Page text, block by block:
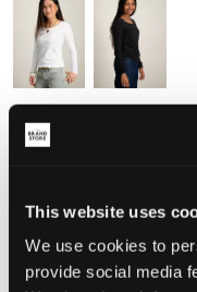
This website uses
We use cookies to
provide social media
Kun 1
igjen
Opplevd størrelse